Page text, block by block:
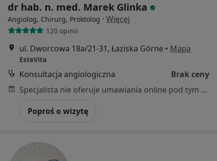
dr hab. n. med. Marek Glinka
Angiolog, Chirurg, Proktolog · Więcej
120 opinii
ul. Dworcowa 18a/21-31, Łaziska Górne • Mapa
EsteVita
Konsultacja angiologiczna
Brak ceny
Specjalista nie oferuje umawiania online pod tym adresem.
Poproś o wizytę